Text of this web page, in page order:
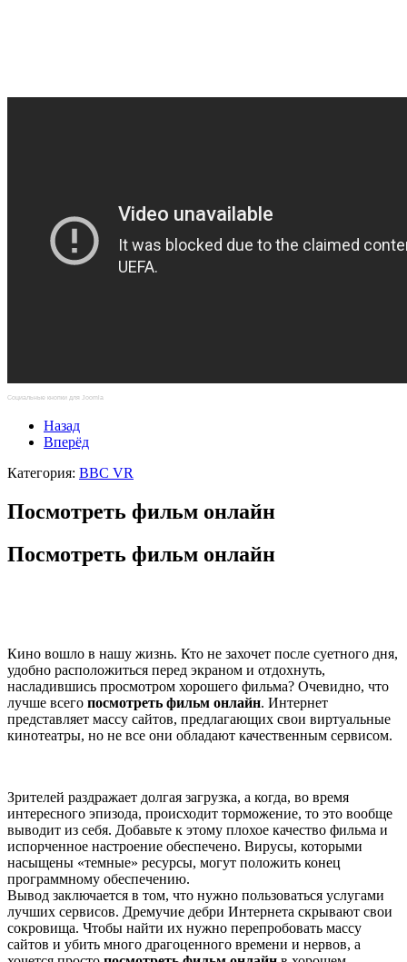
Социальные кнопки для Joomla
Назад
Вперёд
Категория: BBC VR
Посмотреть фильм онлайн
Посмотреть фильм онлайн
Кино вошло в нашу жизнь. Кто не захочет после суетного дня,
удобно расположиться перед экраном и отдохнуть,
насладившись просмотром хорошего фильма? Очевидно, что
лучше всего посмотреть фильм онлайн. Интернет
представляет массу сайтов, предлагающих свои виртуальные
кинотеатры, но не все они обладают качественным сервисом.
Зрителей раздражает долгая загрузка, а когда, во время
интересного эпизода, происходит торможение, то это вообще
выводит из себя. Добавьте к этому плохое качество фильма и
испорченное настроение обеспечено. Вирусы, которыми
насыщены «темные» ресурсы, могут положить конец
программному обеспечению.
Вывод заключается в том, что нужно пользоваться услугами
лучших сервисов. Дремучие дебри Интернета скрывают свои
сокровища. Чтобы найти их нужно перепробовать массу
сайтов и убить много драгоценного времени и нервов, а